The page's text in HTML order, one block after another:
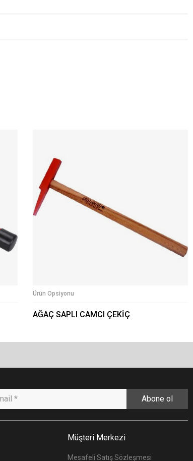
Ürün Opsiyonu
AĞAÇ SAPLI CAMCI ÇEKİÇ
Abone ol
Müşteri Merkezi
Mesafeli Satış Sözleşmesi